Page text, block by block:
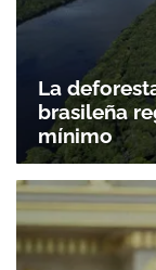
La
brasileña
mínimo